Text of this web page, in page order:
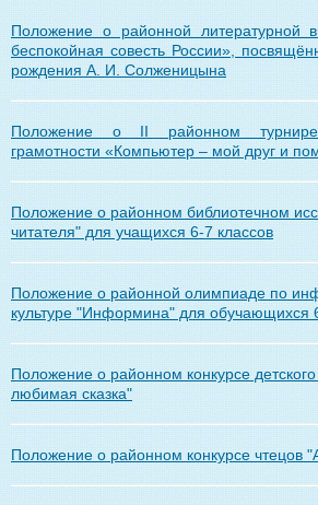
Положение о районной литературной
беспокойная совесть России»,
рождения А. И. Солженицына
Положение о II районном
грамотности «Компьютер – мой друг и
Положение о районном библиотечном
читателя" для учащихся 6-7 классов
Положение о районной олимпиаде по
культуре "Информина" для обучающихся
Положение о районном конкурсе
любимая сказка"
Положение о районном конкурсе чтецов